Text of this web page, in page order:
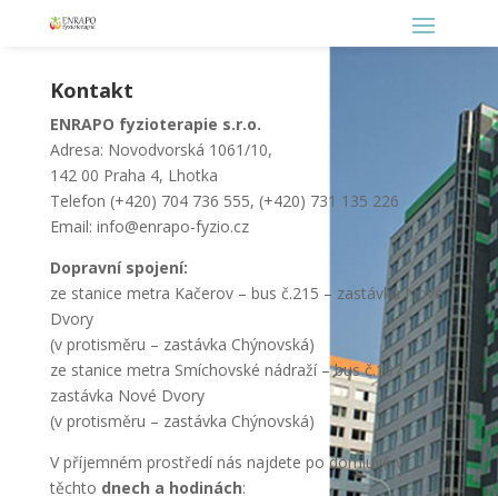
Kontakt
ENRAPO fyzioterapie s.r.o.
Adresa: Novodvorská 1061/10,
142 00 Praha 4, Lhotka
Telefon (+420) 704 736 555, (+420) 731 135 226
Email: info@enrapo-fyzio.cz
Dopravní spojení:
ze stanice metra Kačerov – bus č.215 – zastávka Nové
Dvory
(v protisměru – zastávka Chýnovská)
ze stanice metra Smíchovské nádraží – bus č.197 –
zastávka Nové Dvory
(v protisměru – zastávka Chýnovská)
V příjemném prostředí nás najdete po domluvě v
těchto dnech a hodinách: